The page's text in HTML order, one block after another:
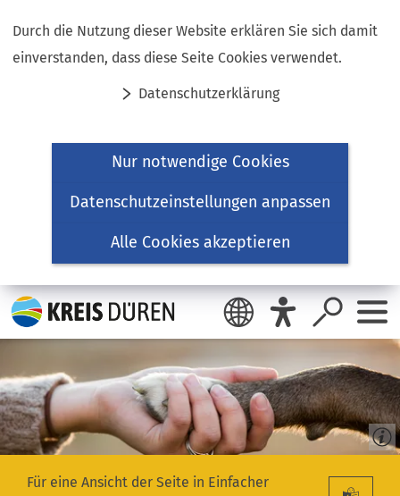
Durch die Nutzung dieser Website erklären Sie sich damit
einverstanden, dass diese Seite Cookies verwendet.
Datenschutzerklärung
Nur notwendige Cookies
Datenschutzeinstellungen anpassen
Alle Cookies akzeptieren
Inhalt anspringen
Für eine Ansicht der Seite in Einfacher